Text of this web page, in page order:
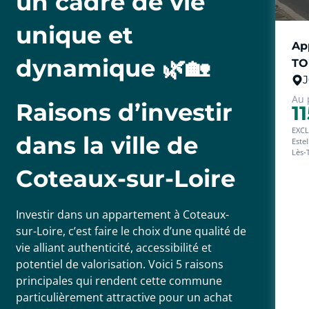
- Nombre de lots : 120 appartements
- Syndic : Square Habitat
En exclusivité / Garantie revente 7 ans offerte !
Nous sommes joignables de 8h à 19h du lundi au samedi.
disponibles sur le site Géorisques : www.georisques.gouv.fr
-
-
En
Les
unique et
dynamique 🌿🏡
Raisons d’investir
dans la ville de
Coteaux-sur-Loire
Investir dans un appartement à Coteaux-
sur-Loire, c’est faire le choix d’une qualité de
vie alliant authenticité, accessibilité et
potentiel de valorisation. Voici 5 raisons
principales qui rendent cette commune
particulièrement attractive pour un achat
Au
Estelle
Lès-Tours situé dans une
Il